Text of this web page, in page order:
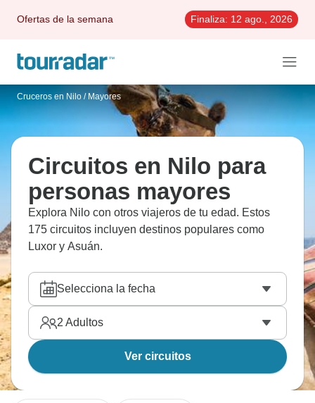
Ofertas de la semana Finaliza: 12 ago., 2026
Cruceros en Nilo / Mayores
Circuitos en Nilo para
personas mayores
Explora Nilo con otros viajeros de tu edad. Estos
175 circuitos incluyen destinos populares como
Luxor y Asuán.
Selecciona la fecha
2 Adultos
Ver circuitos